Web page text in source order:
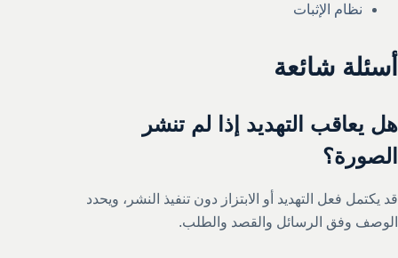
نظام الإثبات
أسئلة شائعة
هل يعاقب التهديد إذا لم تنشر
الصورة؟
قد يكتمل فعل التهديد أو الابتزاز دون تنفيذ النشر، ويحدد
الوصف وفق الرسائل والقصد والطلب.